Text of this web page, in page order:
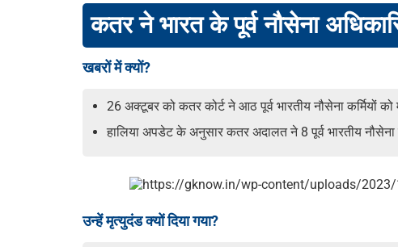
कतर ने भारत के पूर्व नौसेना
खबरों में क्यों?
26 अक्टूबर को कतर कोर्ट ने आठ पूर्व भारतीय नौसेना कर्मियों
हालिया अपडेट के अनुसार कतर अदालत ने 8 पूर्व भारतीय
उन्हें मृत्युदंड क्यों दिया गया?